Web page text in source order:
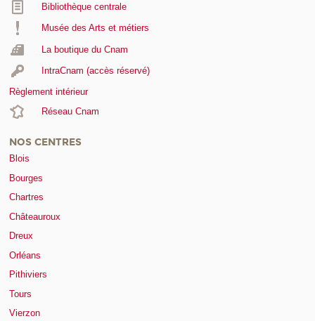
Bibliothèque centrale
Musée des Arts et métiers
La boutique du Cnam
IntraCnam (accès réservé)
Règlement intérieur
Réseau Cnam
NOS CENTRES
Blois
Bourges
Chartres
Châteauroux
Dreux
Orléans
Pithiviers
Tours
Vierzon